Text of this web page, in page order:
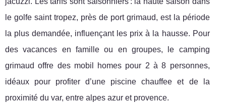
le golfe saint tropez, près de port grimaud, est la période
la plus demandée, influençant les prix à la hausse. Pour
des vacances en famille ou en groupes, le camping
grimaud offre des mobil homes pour 2 à 8 personnes,
idéaux pour profiter d’une piscine chauffee et de la
proximité du var, entre alpes azur et provence.